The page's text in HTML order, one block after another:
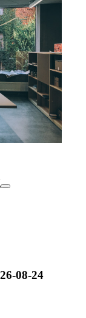
08-24